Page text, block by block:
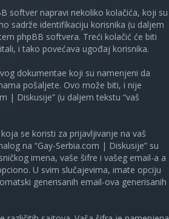
softver napravi nekoliko kolačića, koji su
sadrže identifikaciju korisnika (u daljem
phpBB softvera. Treći kolačić će biti
i tako povećava ugođaj korisnika.
dokumentae koji su namenjeni da
pošaljete. Ovo može biti, i nije
| Diskusije” (u daljem tekstu “vaš
se koristi za prijavljivanje na vaš
na “Gay-Serbia.com | Diskusije” su
imena, vaše šifre i vašeg email-a a
U svim slučajevima, imate opciju
generisanih email-ova generisanih